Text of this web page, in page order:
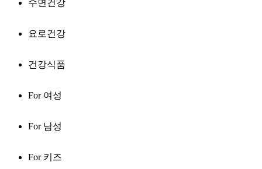
수면건강
요로건강
건강식품
For 여성
For 남성
For 키즈